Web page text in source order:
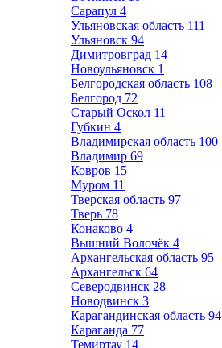
Сарапул 4
Ульяновская область 111
Ульяновск 94
Димитровград 14
Новоульяновск 1
Белгородская область 108
Белгород 72
Старый Оскол 11
Губкин 4
Владимирская область 100
Владимир 69
Ковров 15
Муром 11
Тверская область 97
Тверь 78
Конаково 4
Вышний Волочёк 4
Архангельская область 95
Архангельск 64
Северодвинск 28
Новодвинск 3
Карагандинская область 94
Караганда 77
Темиртау 14